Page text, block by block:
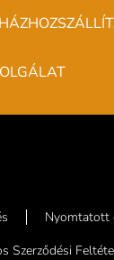
Nyomtatott
Szerződési